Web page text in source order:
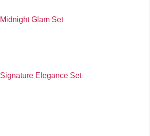
Midnight Glam Set
Signature Elegance Set